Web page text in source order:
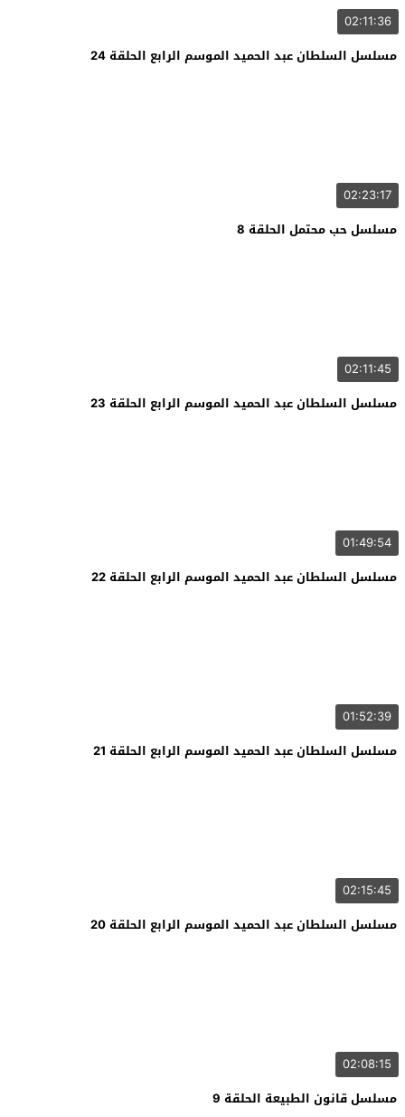
02:11:36
مسلسل السلطان عبد الحميد الموسم الرابع الحلقة 24
02:23:17
مسلسل حب محتمل الحلقة 8
02:11:45
مسلسل السلطان عبد الحميد الموسم الرابع الحلقة 23
01:49:54
مسلسل السلطان عبد الحميد الموسم الرابع الحلقة 22
01:52:39
مسلسل السلطان عبد الحميد الموسم الرابع الحلقة 21
02:15:45
مسلسل السلطان عبد الحميد الموسم الرابع الحلقة 20
02:08:15
مسلسل قانون الطبيعة الحلقة 9